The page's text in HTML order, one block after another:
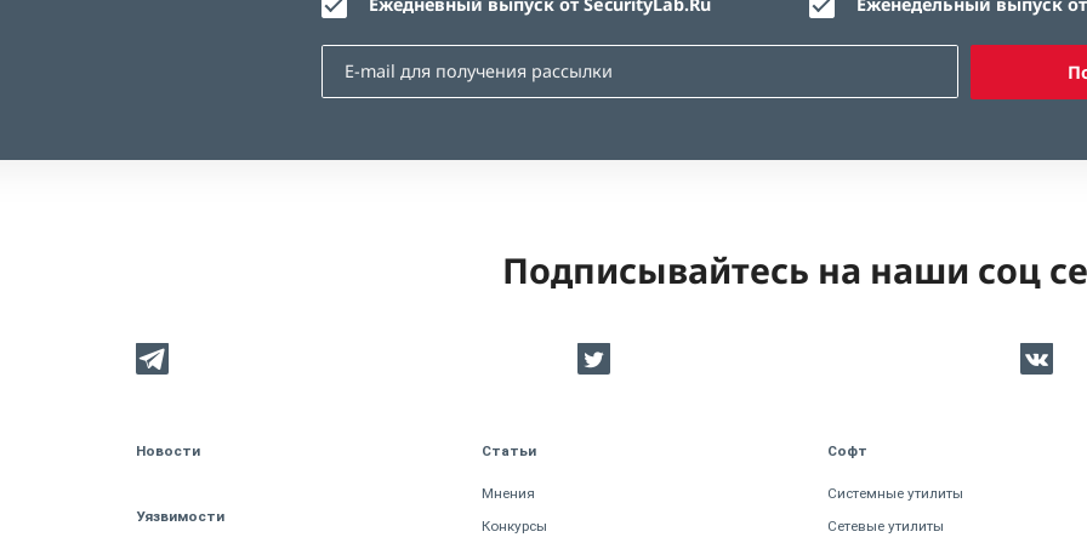
Ежедневный выпуск от SecurityLab.Ru Еженедельный выпуск
Подписывайтесь на наши соц
Новости
Уязвимости
Статьи
Мнения
Конкурсы
Софт
Системные утилиты
Сетевые утилиты